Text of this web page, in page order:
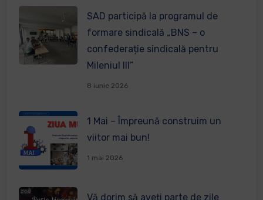
SAD participă la programul de
formare sindicală „BNS – o
confederație sindicală pentru
Mileniul III”
8 iunie 2026
1 Mai – Împreună construim un
viitor mai bun!
1 mai 2026
Vă dorim să aveți parte de zile